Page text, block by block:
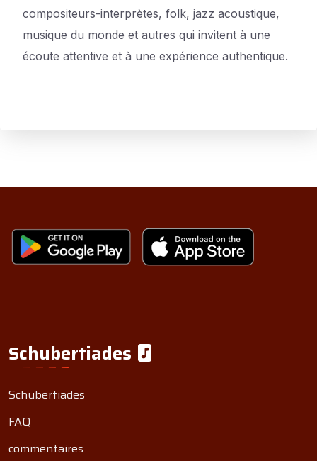
compositeurs-interprètes, folk, jazz acoustique,
musique du monde et autres qui invitent à une
écoute attentive et à une expérience authentique.
Schubertiades
Schubertiades
FAQ
commentaires